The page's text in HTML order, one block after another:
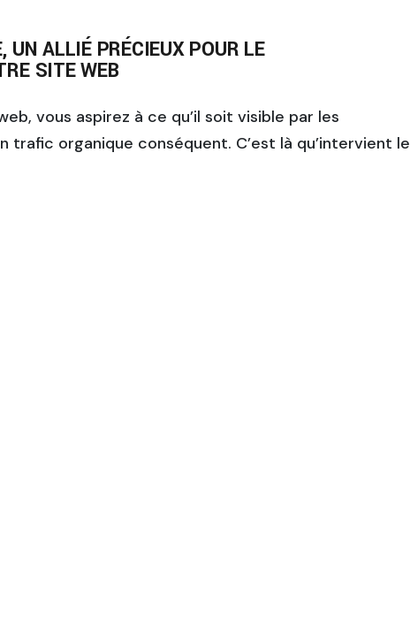
UN ALLIÉ PRÉCIEUX POUR LE
SITE WEB
vous aspirez à ce qu’il soit visible par les
organique conséquent. C’est là qu’intervient le